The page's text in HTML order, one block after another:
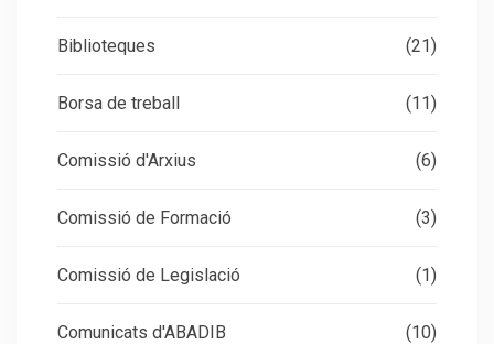
Biblioteques (21)
Borsa de treball (11)
Comissió d'Arxius (6)
Comissió de Formació (3)
Comissió de Legislació (1)
Comunicats d'ABADIB (10)